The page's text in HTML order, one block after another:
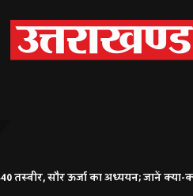
तस्वीर, सौर ऊर्जा का अध्ययन; जानें